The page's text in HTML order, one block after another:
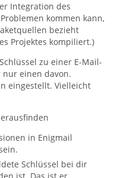
Integration des
kommen kann,
bezieht
Projektes kompiliert.)
zu einer E-Mail-
nur einen davon.
eingestellt. Vielleicht
in Enigmail
Schlüssel bei dir